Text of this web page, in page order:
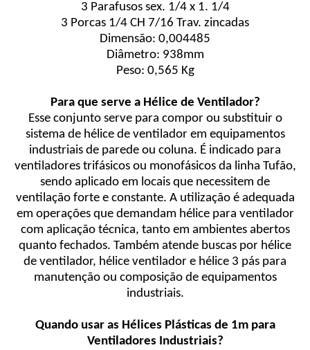
3 Parafusos sex. 1/4 x 1. 1/4
3 Porcas 1/4 CH 7/16 Trav. zincadas
Dimensão: 0,004485
Diâmetro: 938mm
Peso: 0,565 Kg
Para que serve a Hélice de Ventilador?
Esse conjunto serve para compor ou substituir o
sistema de hélice de ventilador em equipamentos
industriais de parede ou coluna. É indicado para
ventiladores trifásicos ou monofásicos da linha Tufão,
sendo aplicado em locais que necessitem de
ventilação forte e constante. A utilização é adequada
em operações que demandam hélice para ventilador
com aplicação técnica, tanto em ambientes abertos
quanto fechados. Também atende buscas por hélice
de ventilador, hélice ventilador e hélice 3 pás para
manutenção ou composição de equipamentos
industriais.
Quando usar as Hélices Plásticas de 1m para
Ventiladores Industriais?